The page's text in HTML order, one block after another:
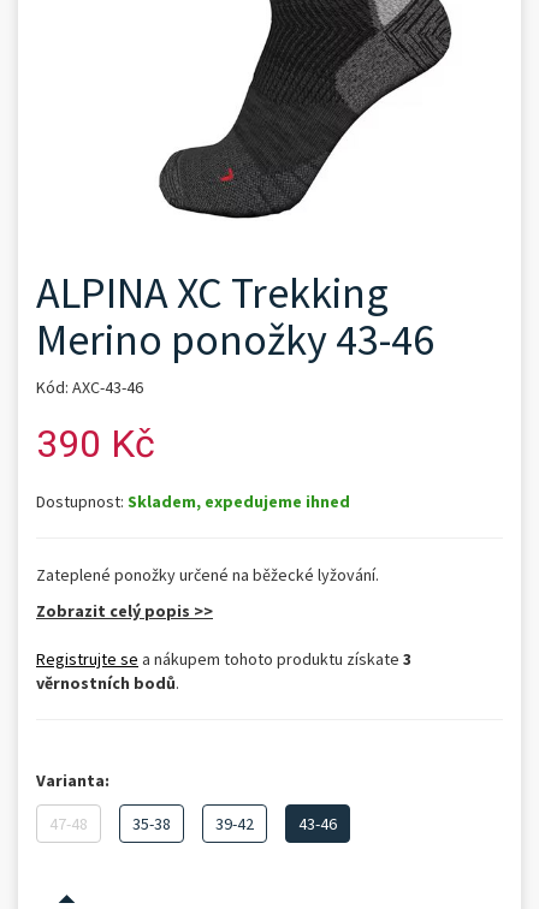
ALPINA XC Trekking
Merino ponožky 43-46
Kód: AXC-43-46
390 Kč
Dostupnost: Skladem, expedujeme ihned
Zateplené ponožky určené na běžecké lyžování.
Zobrazit celý popis >>
Registrujte se a nákupem tohoto produktu získate 3
věrnostních bodů.
Varianta:
47-48
35-38 39-42 43-46